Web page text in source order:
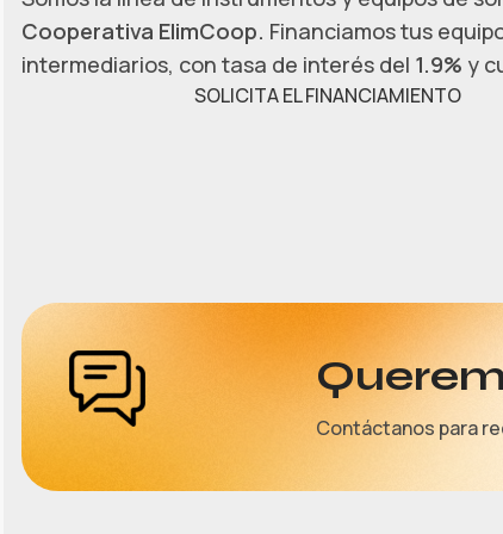
Cooperativa ElimCoop. Financiamos tus
intermediarios, con tasa de interés del 1.9% y
SOLICITA EL FINANCIAMIENTO
Contáctanos para